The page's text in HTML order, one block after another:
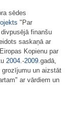
sēdes
"Par
finanšu
saskaņā ar
Kopienu par
2004.-2009.gadā,
un aizstāt
ar vārdiem un